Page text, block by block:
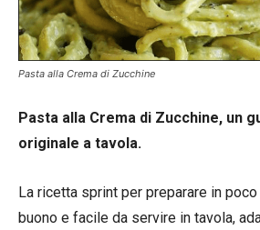
Pasta alla Crema di Zucchine
Pasta alla Crema di Zucchine, un
originale a tavola.
La ricetta sprint per preparare in
buono e facile da servire in tavola,